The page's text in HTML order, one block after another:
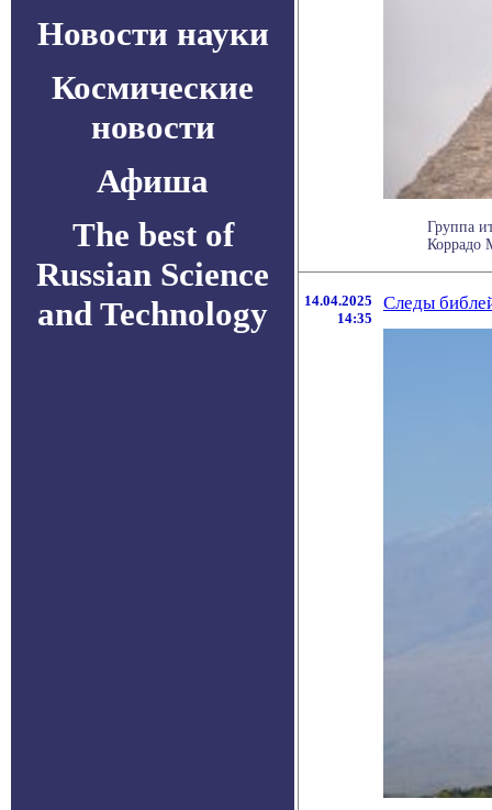
Новости науки
Космические
новости
Афиша
The best of
Russian Science
and Technology
Группа
Коррадо
14.04.2025
14:35
Следы